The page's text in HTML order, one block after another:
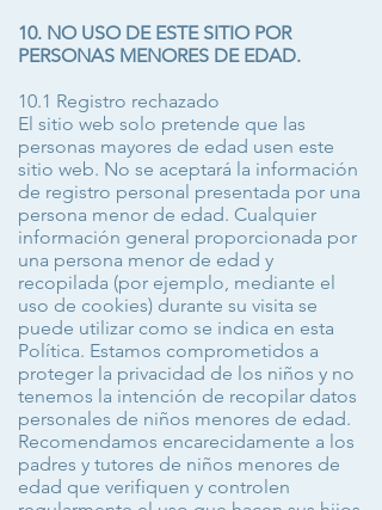
10. NO USO DE ESTE SITIO POR
PERSONAS MENORES DE EDAD.
10.1 Registro rechazado
El sitio web solo pretende que las
personas mayores de edad usen este
sitio web. No se aceptará la información
de registro personal presentada por una
persona menor de edad. Cualquier
información general proporcionada por
una persona menor de edad y
recopilada (por ejemplo, mediante el
uso de cookies) durante su visita se
puede utilizar como se indica en esta
Política. Estamos comprometidos a
proteger la privacidad de los niños y no
tenemos la intención de recopilar datos
personales de niños menores de edad.
Recomendamos encarecidamente a los
padres y tutores de niños menores de
edad que verifiquen y controlen